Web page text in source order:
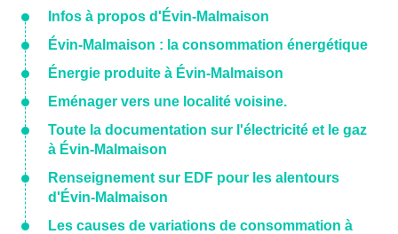
Infos à propos d'Évin-Malmaison
Évin-Malmaison : la consommation énergétique
Énergie produite à Évin-Malmaison
Eménager vers une localité voisine.
Toute la documentation sur l'électricité et le gaz
à Évin-Malmaison
Renseignement sur EDF pour les alentours
d'Évin-Malmaison
Les causes de variations de consommation à